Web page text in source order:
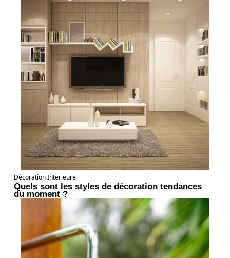
Décoration Interieure
Quels sont les styles de décoration tendances
du moment ?